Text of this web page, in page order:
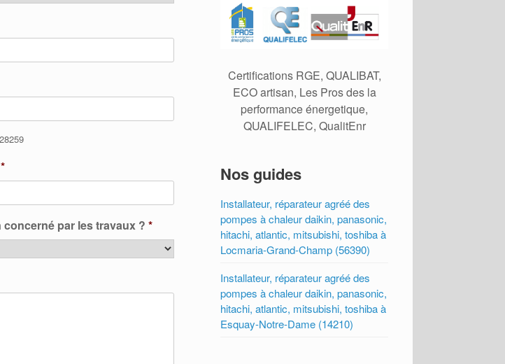
*
concerné par les travaux ? *
Certifications RGE, QUALIBAT,
ECO artisan, Les Pros des la
performance énergetique,
QUALIFELEC, QualitEnr
Nos guides
Installateur, réparateur agréé des
pompes à chaleur daikin, panasonic,
hitachi, atlantic, mitsubishi, toshiba à
Locmaria-Grand-Champ (56390)
Installateur, réparateur agréé des
pompes à chaleur daikin, panasonic,
hitachi, atlantic, mitsubishi, toshiba à
Esquay-Notre-Dame (14210)